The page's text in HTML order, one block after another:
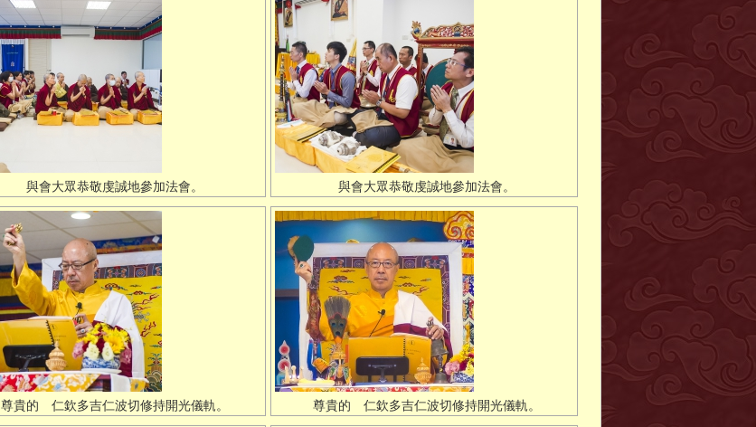
與會大眾恭敬虔誠地參加法會。 與會大眾恭敬虔誠地參加法會。
尊貴的 仁欽多吉仁波切修持開光儀軌。 尊貴的 仁欽多吉仁波切修持開光儀軌。